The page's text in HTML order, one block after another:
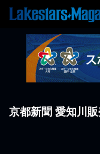
京都新聞 愛知川